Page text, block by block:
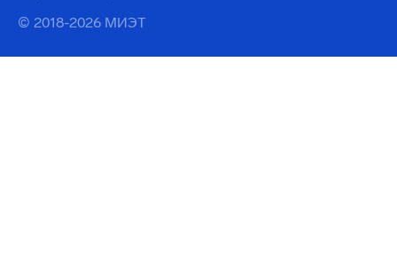
© 2018-2026 МИЭТ